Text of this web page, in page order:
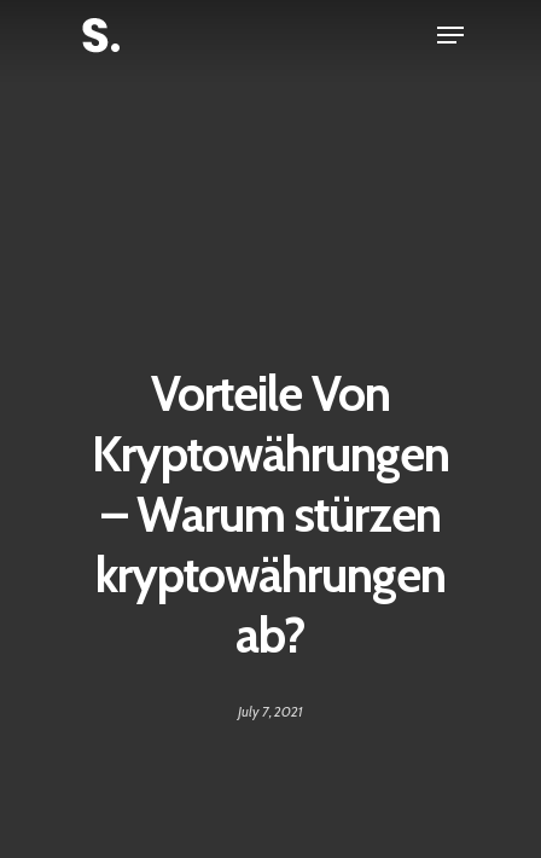
Menu
Vorteile Von
Kryptowährungen
– Warum stürzen
kryptowährungen
ab?
July 7, 2021